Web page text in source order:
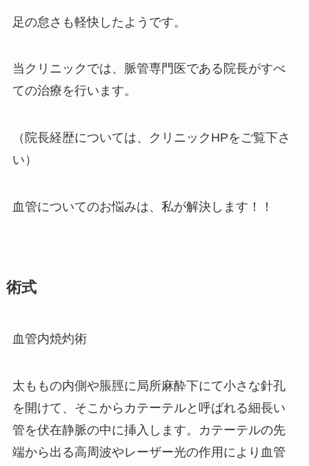
足の怠さも軽快したようです。
当クリニックでは、脈管専門医である院長がすべ
ての治療を行います。
（院長経歴については、クリニックHPをご覧下さ
い）
血管についてのお悩みは、私が解決します！！
術式
血管内焼灼術
太ももの内側や脹脛に局所麻酔下にて小さな針孔
を開けて、そこからカテーテルと呼ばれる細長い
管を伏在静脈の中に挿入します。カテーテルの先
端から出る高周波やレーザー光の作用により血管